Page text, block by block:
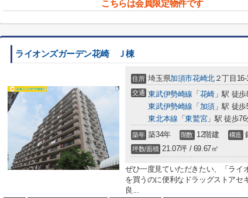
こちらは会員限定物件です
ライオンズガーデン花崎 Ｊ棟
住所 埼玉県加須市花崎北２丁目16-
交通 東武伊勢崎線 「 花崎」駅 徒歩
東武伊勢崎線 「 加須」駅 徒歩
東北本線 「東鷲宮」駅 徒歩76
築年 築34年 階数 12階建 構造
坪数/面積 21.07坪 / 69.67㎡
ぜひ一度見ていただきたい、「ラ
を買うのに便利なドラッグストアセ
良...